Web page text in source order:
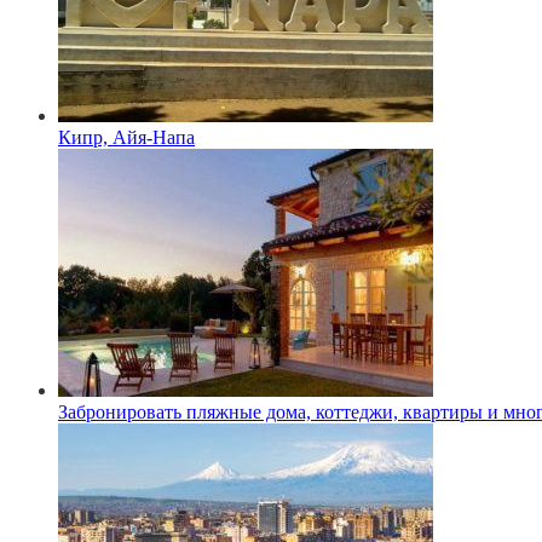
Кипр, Айя-Напа
Забронировать пляжные дома, коттеджи, квартиры и